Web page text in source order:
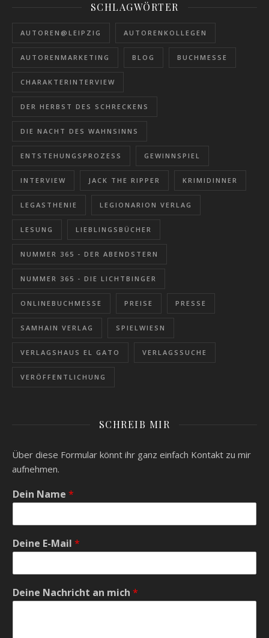
SCHLAGWÖRTER
AUTOREN@LEIPZIG AUTORENKOLLEGEN
AUTORENMARKETING BLOG BUCHMESSE
CHARAKTERINTERVIEW
DER HERBST DES SCHRECKENS
DIE NACHT DES WAHNSINNS
ENTSTEHUNGSPROZESS GEWINNSPIEL
INTERVIEW JACK THE RIPPER KRIMIDINNER
LEGASTHENIE LEGIONARION VERLAG
LESUNG LIEBLINGSBÜCHER
NUMMER 365 - DER ABENDSTERN
NUMMER 365 - DIE LICHTBINGER
ONLINEBUCHMESSE PREISE PRESSE
SAMHAIN VERLAG SPIELWIESN
VERLAGSHAUS EL GATO VERLAGSSUCHE
VERÖFFENTLICHUNG
SCHREIB MIR
Über diese Formular könnt ihr ganz einfach Kontakt zu mir
aufnehmen.
Dein Name *
Deine E-Mail *
Deine Nachricht an mich *